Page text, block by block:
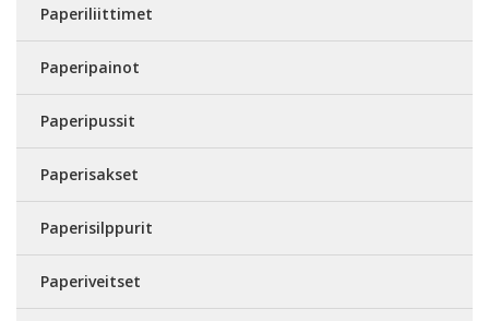
Paperiliittimet
Paperipainot
Paperipussit
Paperisakset
Paperisilppurit
Paperiveitset